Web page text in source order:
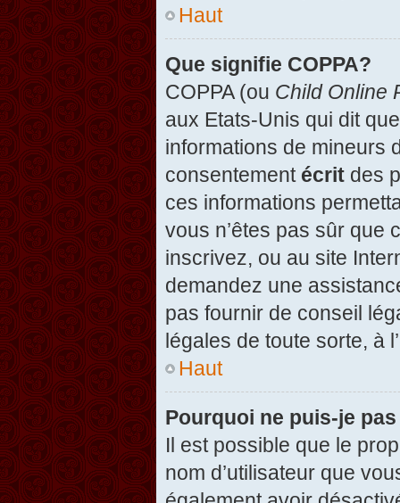
Haut
Que signifie COPPA?
COPPA (ou Child Online
aux Etats-Unis qui dit
informations de mineurs
consentement écrit des
ces informations
vous n’êtes pas sûr que
inscrivez, ou au site
demandez une
pas fournir de conseil
légales de toute sorte, à
Haut
Pourquoi ne puis-je
Il est possible que le
nom d’utilisateur que